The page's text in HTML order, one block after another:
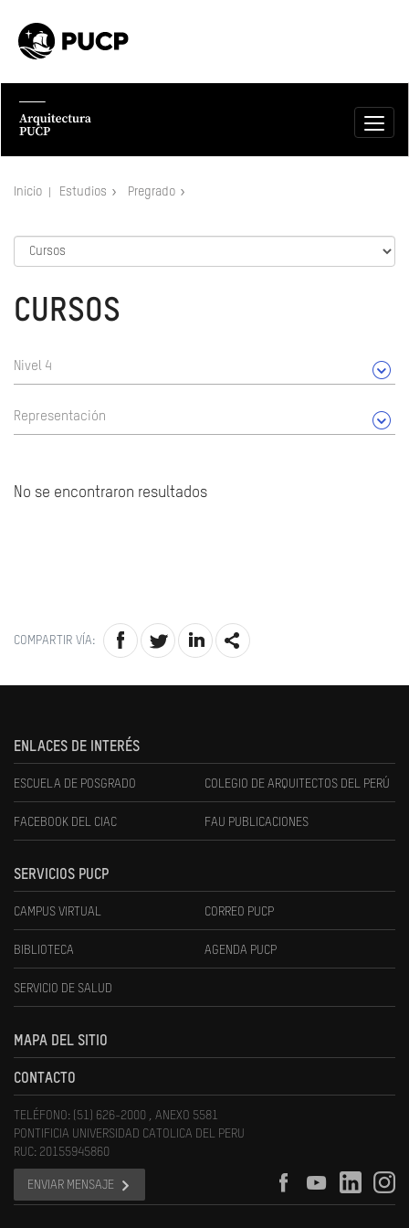
Inicio Estudios Pregrado
CURSOS
Nivel 4
Representación
No se encontraron resultados
COMPARTIR VÍA:
ENLACES DE INTERÉS
ESCUELA DE POSGRADO COLEGIO DE ARQUITECTOS DEL PERÚ
FACEBOOK DEL CIAC FAU PUBLICACIONES
SERVICIOS PUCP
CAMPUS VIRTUAL CORREO PUCP
BIBLIOTECA AGENDA PUCP
SERVICIO DE SALUD
MAPA DEL SITIO
CONTACTO
TELÉFONO: (51) 626-2000 , ANEXO 5581
PONTIFICIA UNIVERSIDAD CATOLICA DEL PERU
RUC: 20155945860
ENVIAR MENSAJE